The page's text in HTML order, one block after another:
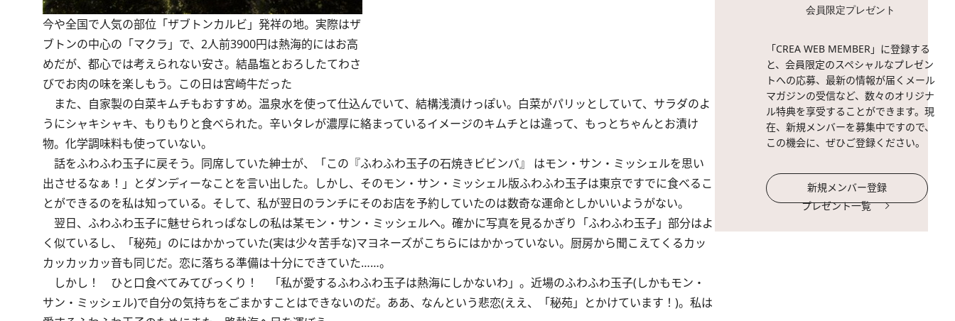
今や全国で人気の部位「ザブトンカルビ」発祥の地。実際はザ
ブトンの中心の「マクラ」で、2人前3900円は熱海的にはお高
めだが、都心では考えられない安さ。結晶塩とおろしたてわさ
びでお肉の味を楽しもう。この日は宮崎牛だった
また、自家製の白菜キムチもおすすめ。温泉水を使って仕込んでいて、結構浅漬けっぽい。白菜がパリッとしていて、サラダのよ
うにシャキシャキ、もりもりと食べられた。辛いタレが濃厚に絡まっているイメージのキムチとは違って、もっとちゃんとお漬け
物。化学調味料も使っていない。
話をふわふわ玉子に戻そう。同席していた紳士が、「この『ふわふわ玉子の石焼きビビンバ』 はモン・サン・ミッシェルを思い
出させるなぁ！」とダンディーなことを言い出した。しかし、そのモン・サン・ミッシェル版ふわふわ玉子は東京ですでに食べるこ
とができるのを私は知っている。そして、私が翌日のランチにそのお店を予約していたのは数奇な運命としかいいようがない。
翌日、ふわふわ玉子に魅せられっぱなしの私は某モン・サン・ミッシェルへ。確かに写真を見るかぎり「ふわふわ玉子」部分はよ
く似ているし、「秘苑」のにはかかっていた(実は少々苦手な)マヨネーズがこちらにはかかっていない。厨房から聞こえてくるカッ
カッカッカッ音も同じだ。恋に落ちる準備は十分にできていた……。
しかし！ ひと口食べてみてびっくり！ 「私が愛するふわふわ玉子は熱海にしかないわ」。近場のふわふわ玉子(しかもモン・
サン・ミッシェル)で自分の気持ちをごまかすことはできないのだ。ああ、なんという悲恋(ええ、「秘苑」とかけています！)。私は
会員限定プレゼント
「CREA WEB MEMBER」に登録する
と、会員限定のスペシャルなプレゼン
トへの応募、最新の情報が届くメール
マガジンの受信など、数々のオリジナ
ル特典を享受することができます。現
在、新規メンバーを募集中ですので、
この機会に、ぜひご登録ください。
新規メンバー登録
プレゼント一覧